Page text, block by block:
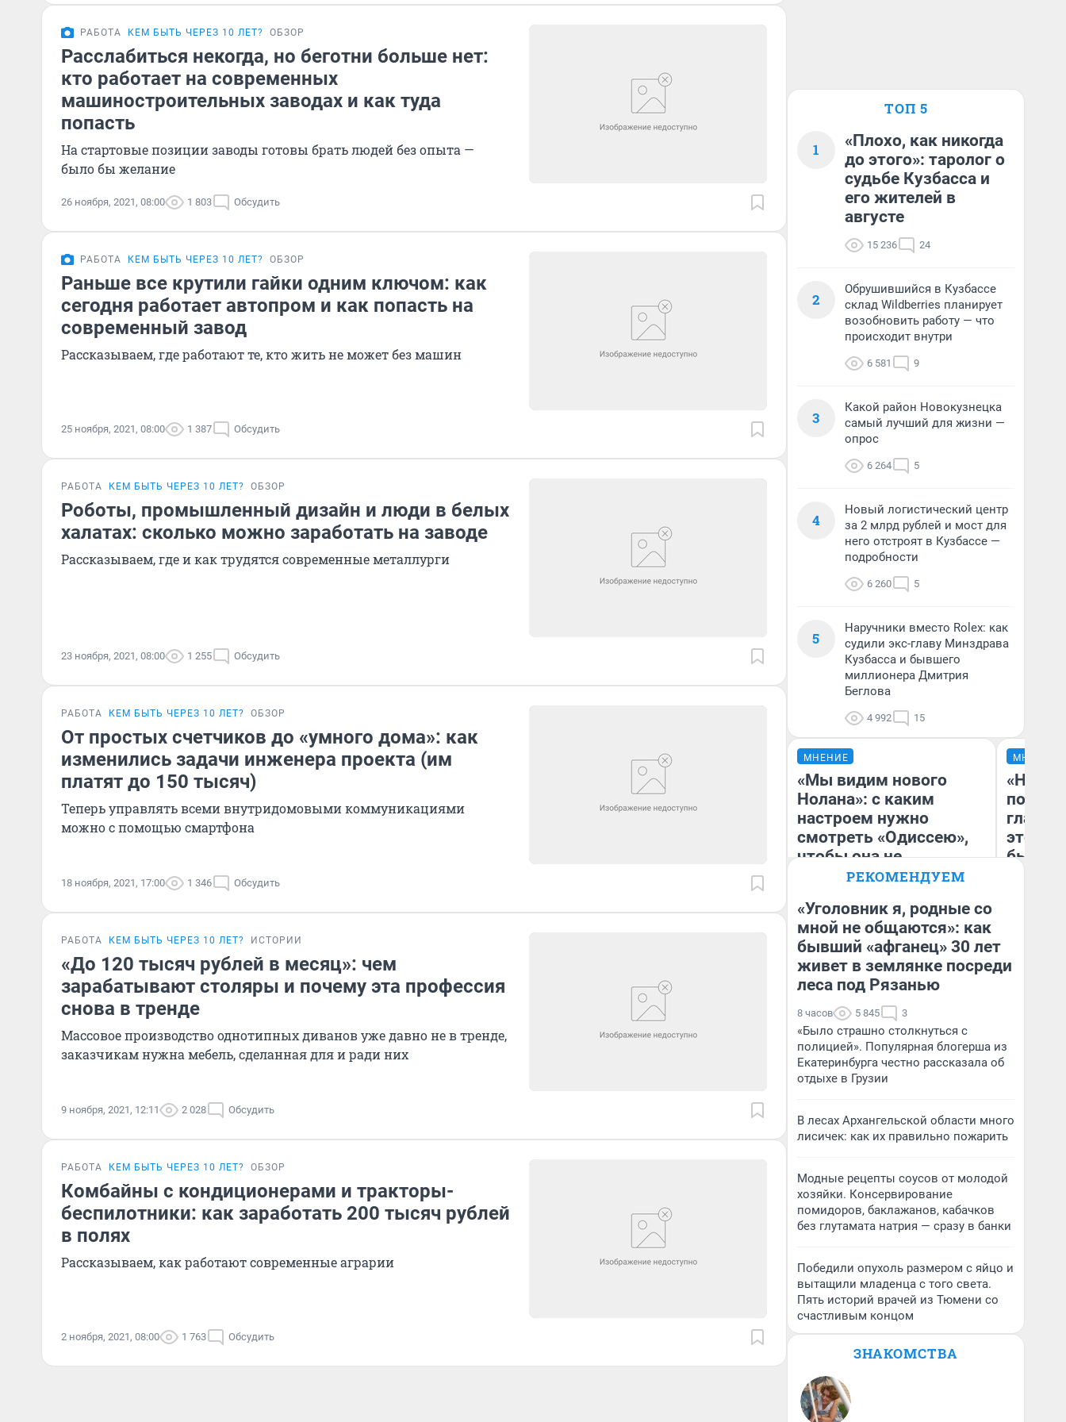
РАБОТА КЕМ БЫТЬ ЧЕРЕЗ 10 ЛЕТ? ОБЗОР
Расслабиться некогда, но беготни больше нет:
кто работает на современных
машиностроительных заводах и как туда
попасть
На стартовые позиции заводы готовы брать людей без опыта —
было бы желание
26 ноября, 2021, 08:00 1 803 Обсудить
РАБОТА КЕМ БЫТЬ ЧЕРЕЗ 10 ЛЕТ? ОБЗОР
Раньше все крутили гайки одним ключом: как
сегодня работает автопром и как попасть на
современный завод
Рассказываем, где работают те, кто жить не может без машин
25 ноября, 2021, 08:00 1 387 Обсудить
РАБОТА КЕМ БЫТЬ ЧЕРЕЗ 10 ЛЕТ? ОБЗОР
Роботы, промышленный дизайн и люди в белых
халатах: сколько можно заработать на заводе
Рассказываем, где и как трудятся современные металлурги
23 ноября, 2021, 08:00 1 255 Обсудить
РАБОТА КЕМ БЫТЬ ЧЕРЕЗ 10 ЛЕТ? ОБЗОР
От простых счетчиков до «умного дома»: как
изменились задачи инженера проекта (им
платят до 150 тысяч)
Теперь управлять всеми внутридомовыми коммуникациями
можно с помощью смартфона
18 ноября, 2021, 17:00 1 346 Обсудить
РАБОТА КЕМ БЫТЬ ЧЕРЕЗ 10 ЛЕТ? ИСТОРИИ
«До 120 тысяч рублей в месяц»: чем
зарабатывают столяры и почему эта профессия
снова в тренде
Массовое производство однотипных диванов уже давно не в тренде,
заказчикам нужна мебель, сделанная для и ради них
9 ноября, 2021, 12:11 2 028 Обсудить
РАБОТА КЕМ БЫТЬ ЧЕРЕЗ 10 ЛЕТ? ОБЗОР
Комбайны с кондиционерами и тракторы-
беспилотники: как заработать 200 тысяч рублей
в полях
Рассказываем, как работают современные аграрии
2 ноября, 2021, 08:00 1 763 Обсудить
ТОП 5
1
«Плохо, как никогда
до этого»: таролог о
судьбе Кузбасса и
его жителей в
августе
15 236 24
2
Обрушившийся в Кузбассе
склад Wildberries планирует
возобновить работу — что
происходит внутри
6 581 9
3
Какой район Новокузнецка
самый лучший для жизни —
опрос
6 264 5
4
Новый логистический центр
за 2 млрд рублей и мост для
него отстроят в Кузбассе —
подробности
6 260 5
5
Наручники вместо Rolex: как
судили экс-главу Минздрава
Кузбасса и бывшего
миллионера Дмитрия
Беглова
4 992 15
МНЕНИЕ
«Мы видим нового
Нолана»: с каким
настроем нужно
смотреть «Одиссею»,
чтобы она не
выглядела как фиаско
Надежда Губарь
МНЕНИЕ
этого
бьет
РЕКОМЕНДУЕМ
«Уголовник я, родные со
мной не общаются»: как
бывший «афганец» 30 лет
живет в землянке посреди
леса под Рязанью
8 часов 5 845 3
«Было страшно столкнуться с
полицией». Популярная блогерша из
Екатеринбурга честно рассказала об
отдыхе в Грузии
В лесах Архангельской области много
лисичек: как их правильно пожарить
Модные рецепты соусов от молодой
хозяйки. Консервирование
помидоров, баклажанов, кабачков
без глутамата натрия — сразу в банки
Победили опухоль размером с яйцо и
вытащили младенца с того света.
Пять историй врачей из Тюмени со
счастливым концом
ЗНАКОМСТВА